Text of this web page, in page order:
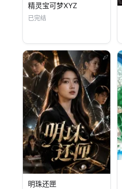
精灵宝可梦XYZ
已完结
明珠还匣